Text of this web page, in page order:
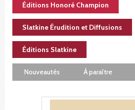
Éditions Honoré Champion
Slatkine Érudition et Diffusions
Éditions Slatkine
Nouveautés À paraître